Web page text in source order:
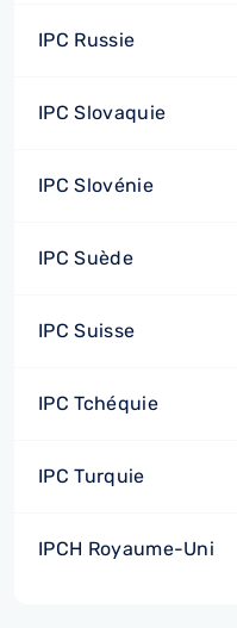
IPC Russie
IPC Slovaquie
IPC Slovénie
IPC Suède
IPC Suisse
IPC Tchéquie
IPC Turquie
IPCH Royaume-Uni